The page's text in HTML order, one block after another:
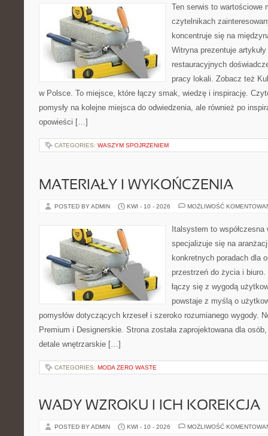
Ten serwis to wartościowe
czytelnikach
koncentruje się na
Witryna prezentuje
restauracyjnych
pracy lokali. Zobacz też
w Polsce. To miejsce, które łączy smak, wiedzę i inspirację.
pomysły na kolejne miejsca do odwiedzenia, ale również po
opowieści […]
CATEGORIES: WASZYM SPOJRZENIEM
MATERIAŁY I WYKOŃCZENIA
POSTED BY ADMIN KWI - 10 - 2026 MOŻLIWOŚĆ
Italsystem to
specjalizuje się na
konkretnych poradach dla
przestrzeń do życia i
łączy się z wygodą
powstaje z myślą o
pomysłów dotyczących krzeseł i szeroko rozumianego wygody.
Premium i Designerskie. Strona została zaprojektowana dla
detale wnętrzarskie […]
CATEGORIES: MODA ZERO WASTE
WADY WZROKU I ICH KOREKCJA
POSTED BY ADMIN KWI - 10 - 2026 MOŻLIWOŚĆ